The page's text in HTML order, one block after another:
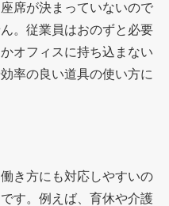
席が決まっていないので
。従業員はおのずと必要
オフィスに持ち込まない
率の良い道具の使い方に
き方にも対応しやすいの
す。例えば、育休や介護